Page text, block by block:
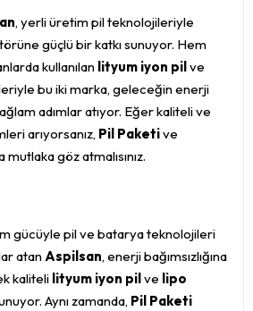
, yerli üretim pil teknolojileriyle
güçlü bir katkı sunuyor. Hem
kullanılan lityum iyon pilve
bu iki marka, geleceğin enerji
adımlar atıyor. Eğer kaliteli ve
arıyorsanız, Pil Paketive
mutlaka göz atmalısınız.
gücüyle pil ve batarya teknolojileri
atanAspilsan, enerji bağımsızlığına
kaliteli lityum iyon pilve lipo
Aynı zamanda, Pil Paketi